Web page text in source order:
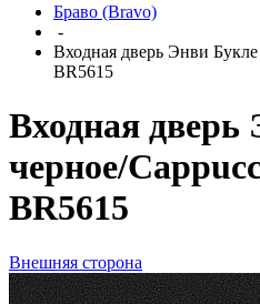
Браво (Bravo)
-
Входная дверь Энви
BR5615
Входная дверь
черное/
BR5615
Внешняя сторона